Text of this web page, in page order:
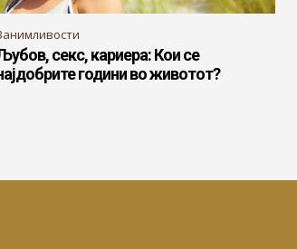
секс, кариера: Кои се
години во животот?